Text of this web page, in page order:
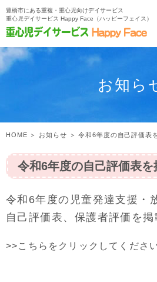
豊橋市にある重複・重心児向けデイサービス
重心児デイサービス Happy Face（ハッピーフェイス）
お知ら
HOME ＞ お知らせ ＞ 令和6年度の自己評価表
令和6年度の自己評価表を
令和6年度の児童発達支援・
自己評価表、保護者評価を掲
>>こちらをクリックしてください